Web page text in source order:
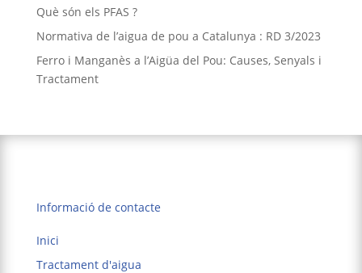
Què són els PFAS ?
Normativa de l’aigua de pou a Catalunya : RD 3/2023
Ferro i Manganès a l’Aigüa del Pou: Causes, Senyals i
Tractament
Informació de contacte
Inici
Tractament d'aigua